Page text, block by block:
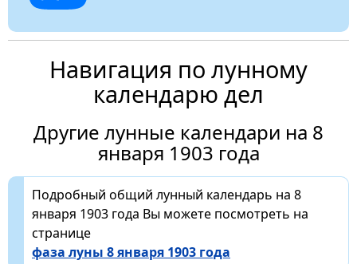
Навигация по лунному
календарю дел
Другие лунные календари на 8
января 1903 года
Подробный общий лунный календарь на 8
января 1903 года Вы можете посмотреть на
странице
фаза луны 8 января 1903 года